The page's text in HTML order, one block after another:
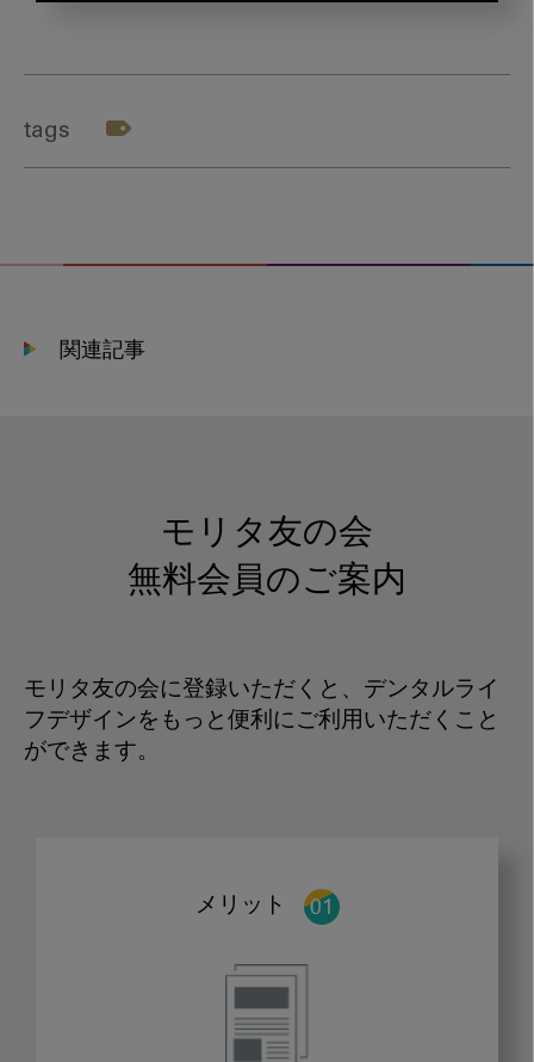
マ
tags
関連記事
モリタ友の会
無料会員のご案内
モリタ友の会に登録いただくと、デンタルライ
フデザインをもっと便利にご利用いただくこと
ができます。
メリット